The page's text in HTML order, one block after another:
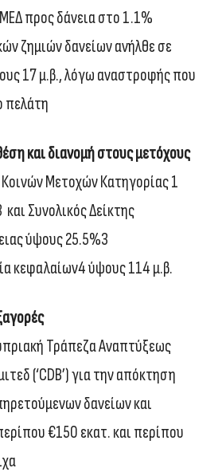
προς δάνεια στο 1.1%
ζημιών δανείων ανήλθε σε
17 μ.β., λόγω αναστροφής που
πελάτη
και διανομή στους μετόχους
Κοινών Μετοχών Κατηγορίας 1
Συνολικός Δείκτης
ύψους 25.5%3
κεφαλαίων4 ύψους 114 μ.β.
Τράπεζα Αναπτύξεως
(‘CDB’) για την απόκτηση
δανείων και
€150 εκατ. και περίπου